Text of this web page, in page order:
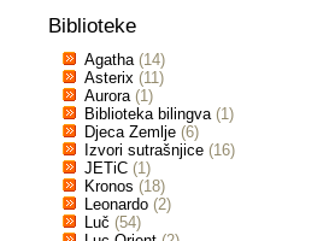
Biblioteke
Agatha (14)
Asterix (11)
Aurora (1)
Biblioteka bilingva (1)
Djeca Zemlje (6)
Izvori sutrašnjice (16)
JETiC (1)
Kronos (18)
Leonardo (2)
Luč (54)